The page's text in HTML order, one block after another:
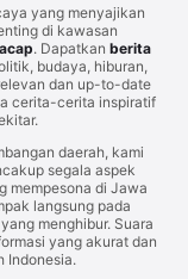
yang menyajikan
di kawasan
. Dapatkan berita
budaya, hiburan,
dan up-to-date
cerita-cerita inspiratif
daerah, kami
segala aspek
mempesona di Jawa
langsung pada
menghibur. Suara
yang akurat dan
Indonesia.